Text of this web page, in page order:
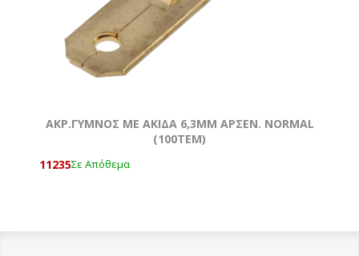
ΑΚΡ.ΓΥΜΝOΣ ΜΕ ΑΚΙΔΑ 6,3ΜΜ ΑΡΣΕΝ. NORMAL
(100ΤΕΜ)
11235Σε Απόθεμα